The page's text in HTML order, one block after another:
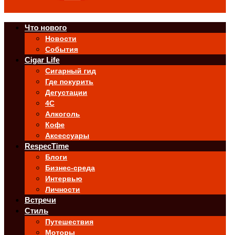
Что нового
Новости
События
Cigar Life
Сигарный гид
Где покурить
Дегустации
4C
Алкоголь
Кофе
Аксессуары
RespecTime
Блоги
Бизнес-среда
Интервью
Личности
Встречи
Стиль
Путешествия
Моторы